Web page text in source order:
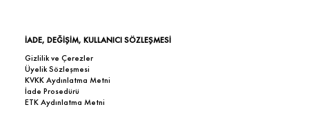
İADE, DEĞİŞİM, KULLANICI SÖZLEŞMESİ
Gizlilik ve Çerezler
Üyelik Sözleşmesi
KVKK Aydınlatma Metni
İade Prosedürü
ETK Aydınlatma Metni